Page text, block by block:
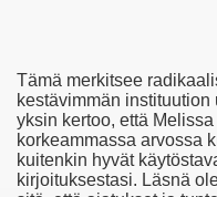
Tämä merkitsee
kestävimmän
yksin kertoo, että
korkeammassa arvossa
kuitenkin hyvät
kirjoituksestasi. Läsnä
Stacie Sullivan
De Sexe (Francais)